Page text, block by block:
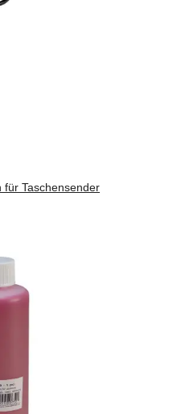
für Taschensender